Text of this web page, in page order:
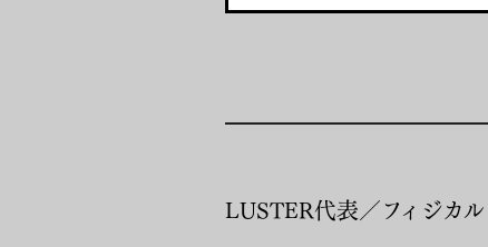
LUSTER代表／フィジ